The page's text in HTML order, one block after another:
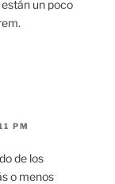
un poco
PM
de los
o menos